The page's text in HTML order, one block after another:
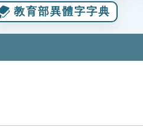
教育部異體字字典